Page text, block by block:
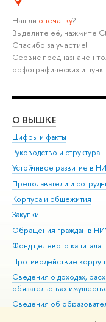
Нашли опечатку?
Выделите её, нажмите
Спасибо за участие!
Сервис предназначен
орфографических и
О ВЫШКЕ
Цифры и факты
Руководство и структура
Устойчивое развитие в
Преподаватели и
Корпуса и общежития
Закупки
Обращения граждан в
Фонд целевого капитала
Противодействие
Сведения о доходах,
обязательствах
Сведения об
Людям с ограниченными